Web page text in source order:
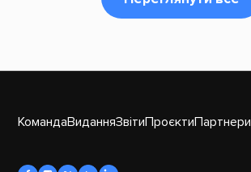
КомандаВиданняЗвітиПроєктиПартнери